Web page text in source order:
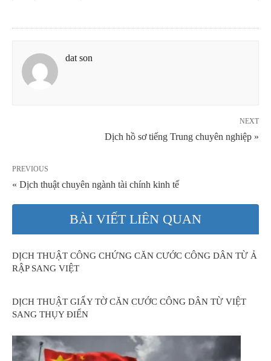
dat son
NEXT
Dịch hồ sơ tiếng Trung chuyên nghiệp »
PREVIOUS
« Dịch thuật chuyên ngành tài chính kinh tế
BÀI VIẾT LIÊN QUAN
DỊCH THUẬT CÔNG CHỨNG CĂN CƯỚC CÔNG DÂN TỪ Ả
RẬP SANG VIỆT
DỊCH THUẬT GIẤY TỜ CĂN CƯỚC CÔNG DÂN TỪ VIỆT
SANG THỤY ĐIỂN